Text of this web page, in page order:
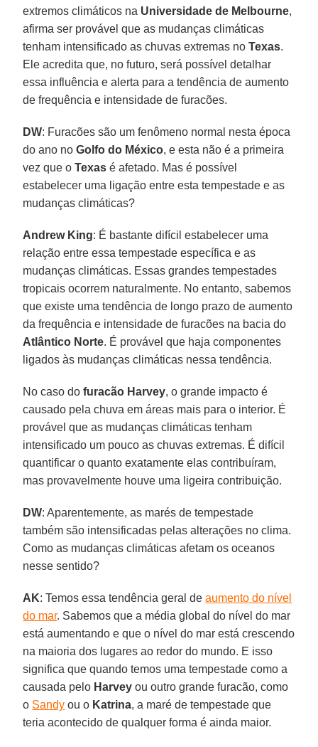
extremos climáticos na Universidade de Melbourne,
afirma ser provável que as mudanças climáticas
tenham intensificado as chuvas extremas noTexas.
Ele acredita que, no futuro, será possível detalhar
essa influência e alerta para a tendência de aumento
de frequência e intensidade de furacões.
DW: Furacões são um fenômeno normal nesta época
do ano noGolfo do México, e esta não é a primeira
vez que oTexas é afetado. Mas é possível
estabelecer uma ligação entre esta tempestade e as
mudanças climáticas?
Andrew King: É bastante difícil estabelecer uma
relação entre essa tempestade específica e as
mudanças climáticas. Essas grandes tempestades
tropicais ocorrem naturalmente. No entanto, sabemos
que existe uma tendência de longo prazo de aumento
da frequência e intensidade de furacões na bacia do
Atlântico Norte. É provável que haja componentes
ligados às mudanças climáticas nessa tendência.
No caso dofuracão Harvey, o grande impacto é
causado pela chuva em áreas mais para o interior. É
provável que as mudanças climáticas tenham
intensificado um pouco as chuvas extremas. É difícil
quantificar o quanto exatamente elas contribuíram,
mas provavelmente houve uma ligeira contribuição.
DW: Aparentemente, as marés de tempestade
também são intensificadas pelas alterações no clima.
Como as mudanças climáticas afetam os oceanos
nesse sentido?
AK: Temos essa tendência geral deaumento do nível
do mar. Sabemos que a média global do nível do mar
está aumentando e que o nível do mar está crescendo
na maioria dos lugares ao redor do mundo. E isso
significa que quando temos uma tempestade como a
causada pelo Harvey ou outro grande furacão, como
o Sandy ou o Katrina, a maré de tempestade que
teria acontecido de qualquer forma é ainda maior.